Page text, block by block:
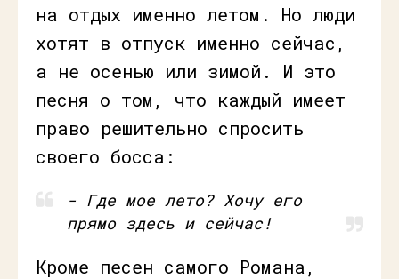
на отдых именно летом. Но люди
хотят в отпуск именно сейчас,
а не осенью или зимой. И это
песня о том, что каждый имеет
право решительно спросить
своего босса:
- Где мое лето? Хочу его
прямо здесь и сейчас!
Кроме песен самого Романа,